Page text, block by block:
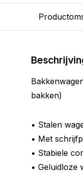
bakken)
• Stalen
• Met
• Stabiele
• Geluidloze